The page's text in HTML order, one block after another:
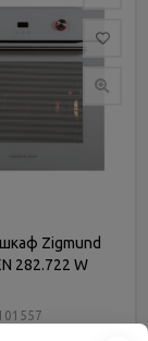
Zigmund
282.722 W